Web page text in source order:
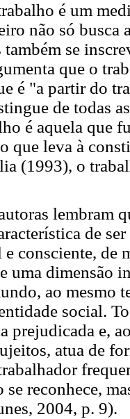
é um
não só busca
também se
que o
é "a partir do
de todas
é aquela que
que leva à
(1993), o
lembram
de
consciente, de
uma dimensão
ao mesmo
social.
prejudicada e,
atua de
se reconhece,
2004, p. 9).